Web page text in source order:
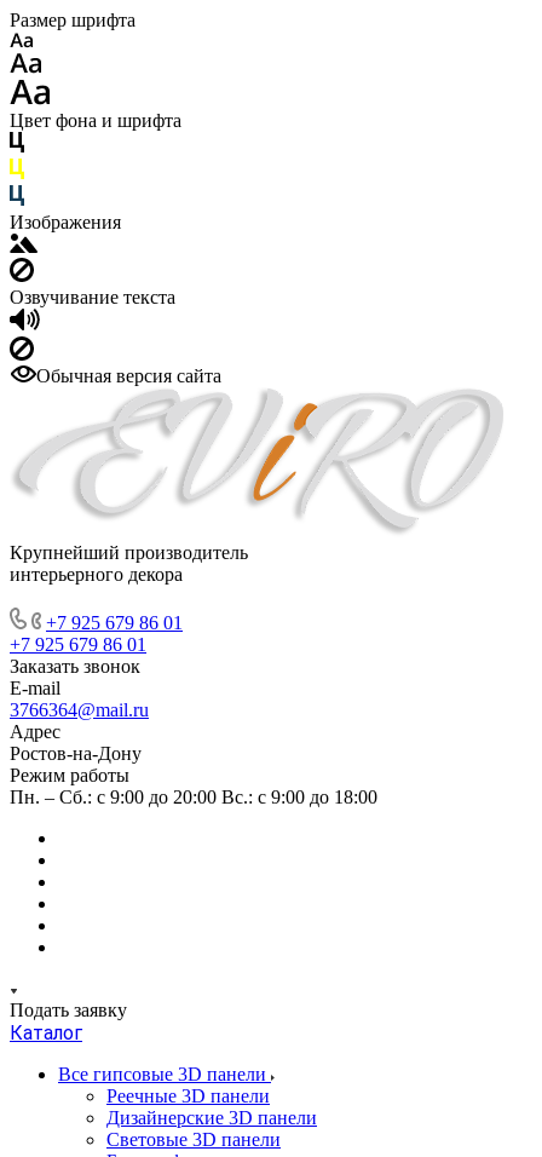
Размер шрифта
Цвет фона и шрифта
Изображения
Озвучивание текста
Обычная версия сайта
Крупнейший производитель
интерьерного декора
+7 925 679 86 01
+7 925 679 86 01
Заказать звонок
E-mail
3766364@mail.ru
Адрес
Ростов-на-Дону
Режим работы
Пн. – Сб.: с 9:00 до 20:00 Вс.: с 9:00 до 18:00
Подать заявку
Каталог
Все гипсовые 3D панели
Реечные 3D панели
Дизайнерские 3D панели
Световые 3D панели